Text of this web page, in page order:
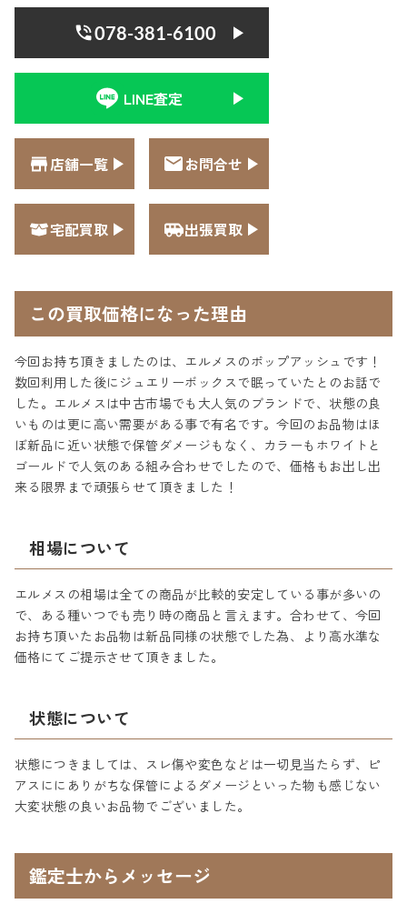
078-381-6100
LINE査定
店舗一覧 お問合せ
宅配買取 出張買取
この買取価格になった理由
今回お持ち頂きましたのは、エルメスのポップアッシュです！
数回利用した後にジュエリーボックスで眠っていたとのお話で
した。エルメスは中古市場でも大人気のブランドで、状態の良
いものは更に高い需要がある事で有名です。今回のお品物はほ
ぼ新品に近い状態で保管ダメージもなく、カラーもホワイトと
ゴールドで人気のある組み合わせでしたので、価格もお出し出
来る限界まで頑張らせて頂きました！
相場について
エルメスの相場は全ての商品が比較的安定している事が多いの
で、ある種いつでも売り時の商品と言えます。合わせて、今回
お持ち頂いたお品物は新品同様の状態でした為、より高水準な
価格にてご提示させて頂きました。
状態について
状態につきましては、スレ傷や変色などは一切見当たらず、ピ
アスににありがちな保管によるダメージといった物も感じない
大変状態の良いお品物でございました。
鑑定士からメッセージ